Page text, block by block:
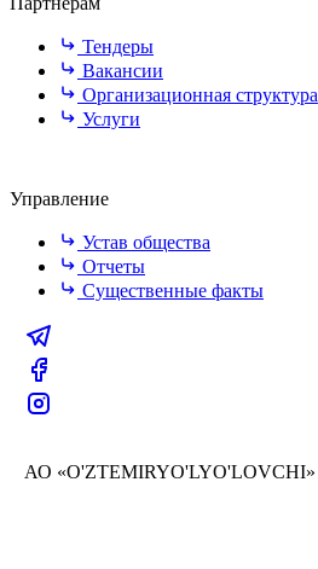
Тендеры
Вакансии
Организационная структура
Услуги
Управление
Устав общества
Отчеты
Существенные факты
АО «O'ZTEMIRYO'LYO'LOVCHI»